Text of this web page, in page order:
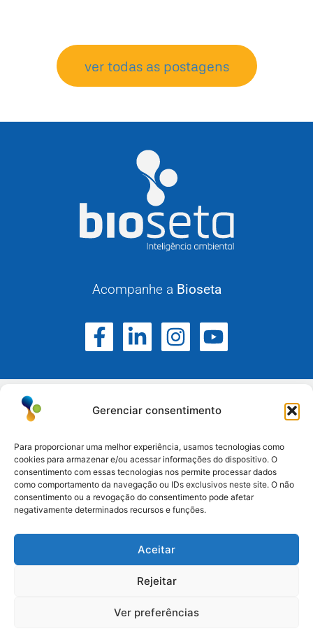
Gerenciar consentimento
Para proporcionar uma melhor experiência, usamos tecnologias como
cookies para armazenar e/ou acessar informações do dispositivo. O
consentimento com essas tecnologias nos permite processar dados
como comportamento da navegação ou IDs exclusivos neste site. O não
consentimento ou a revogação do consentimento pode afetar
negativamente determinados recursos e funções.
Aceitar
Rejeitar
Ver preferências
ver todas as postagens
Acompanhe a Bioseta
Atuamos no Rio Grande do Sul, Santa Catarina e
Paraná.
Serra/RS: (54) 3698-9988
Paraná: (41) 3542-2773
Santa Catarina: (47) 3170-3560